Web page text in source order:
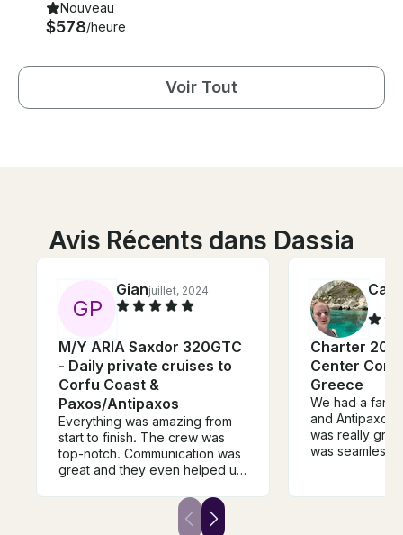
Nouveau
$578/heure
Voir Tout
Avis Récents dans Dassia
GP
Gianjuillet, 2024
M/Y ARIA Saxdor 320GTC
- Daily private cruises to
Corfu Coast &
Paxos/Antipaxos
Everything was amazing from
start to finish. The crew was
top-notch. Communication was
great and they even helped us
boat. The boat was exactly as
advertised. Highly recommend.
Charter 20'
Center
Greece
We had a
and
was really
was seamless